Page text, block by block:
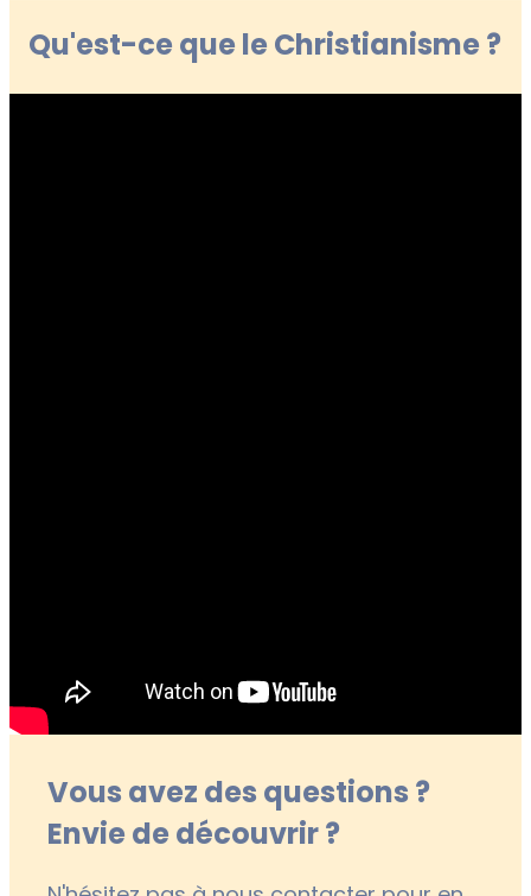
Qu'est-ce que le Christianisme ?
Vous avez des questions ?
Envie de découvrir ?